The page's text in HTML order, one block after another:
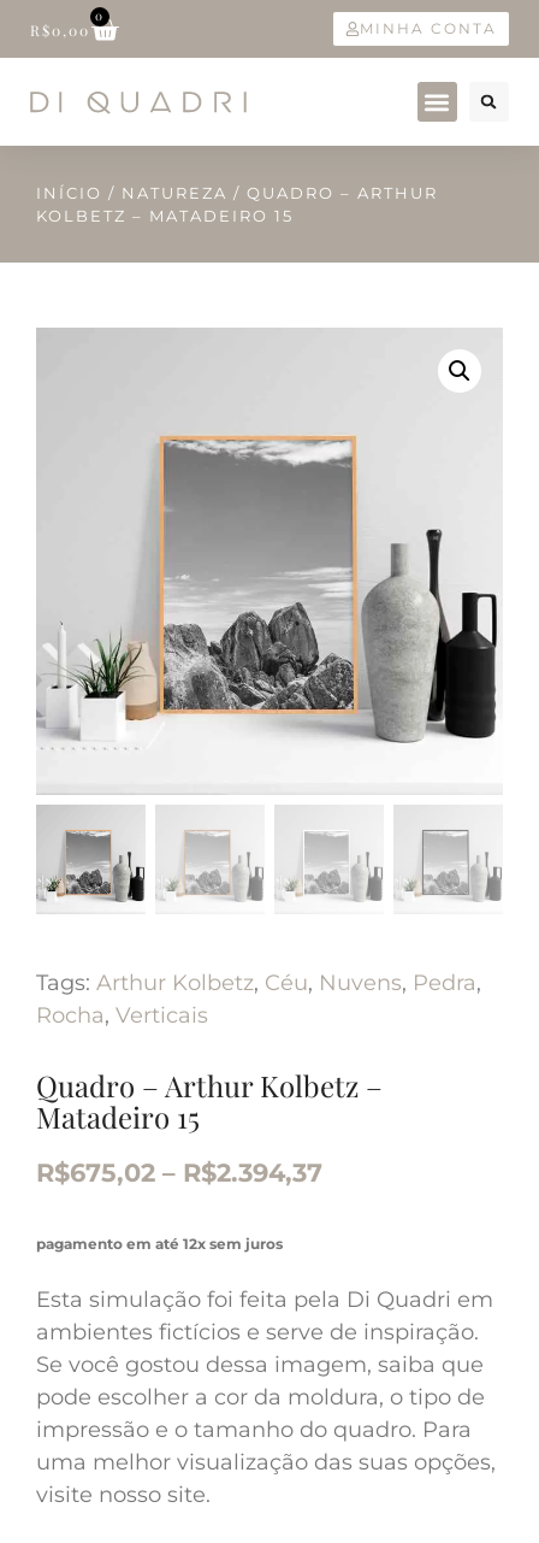
R$0,00
0
MINHA CONTA
INÍCIO / NATUREZA / QUADRO – ARTHUR
KOLBETZ – MATADEIRO 15
Tags: Arthur Kolbetz, Céu, Nuvens, Pedra,
Rocha, Verticais
Quadro – Arthur Kolbetz –
Matadeiro 15
R$675,02 – R$2.394,37
pagamento em até 12x sem juros
Esta simulação foi feita pela Di Quadri em
ambientes fictícios e serve de inspiração.
Se você gostou dessa imagem, saiba que
pode escolher a cor da moldura, o tipo de
impressão e o tamanho do quadro. Para
uma melhor visualização das suas opções,
visite nosso site.